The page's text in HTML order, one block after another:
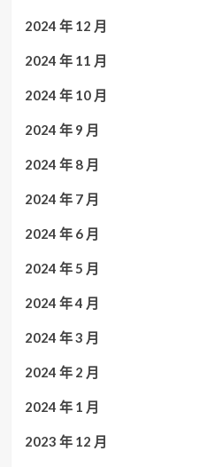
2024 年 12 月
2024 年 11 月
2024 年 10 月
2024 年 9 月
2024 年 8 月
2024 年 7 月
2024 年 6 月
2024 年 5 月
2024 年 4 月
2024 年 3 月
2024 年 2 月
2024 年 1 月
2023 年 12 月